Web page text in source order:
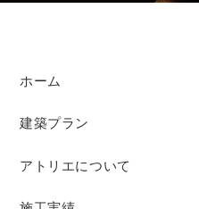
ホーム
建築プラン
アトリエについて